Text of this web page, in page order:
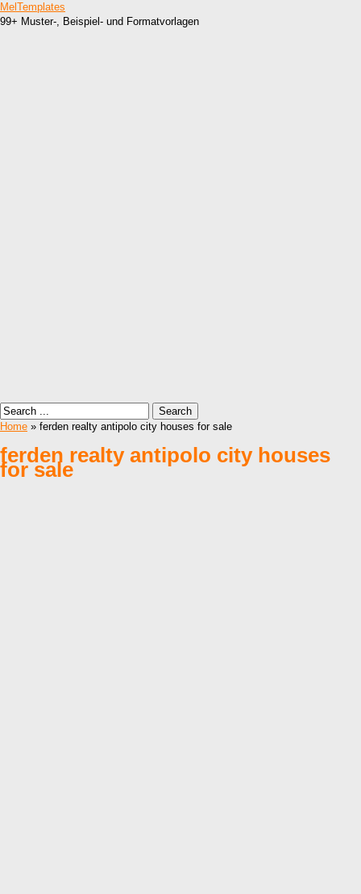
MelTemplates
99+ Muster-, Beispiel- und Formatvorlagen
Home » ferden realty antipolo city houses for sale
ferden realty antipolo city houses
for sale